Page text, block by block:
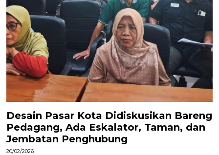
Desain Pasar Kota Didiskusikan Bareng
Pedagang, Ada Eskalator, Taman, dan
Jembatan Penghubung
20/02/2026